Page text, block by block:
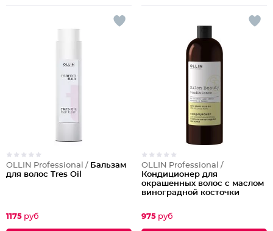
OLLIN Professional / Бальзам
для волос Tres Oil
1175 руб
OLLIN Professional /
Кондиционер для
окрашенных волос с маслом
виноградной косточки
975 руб